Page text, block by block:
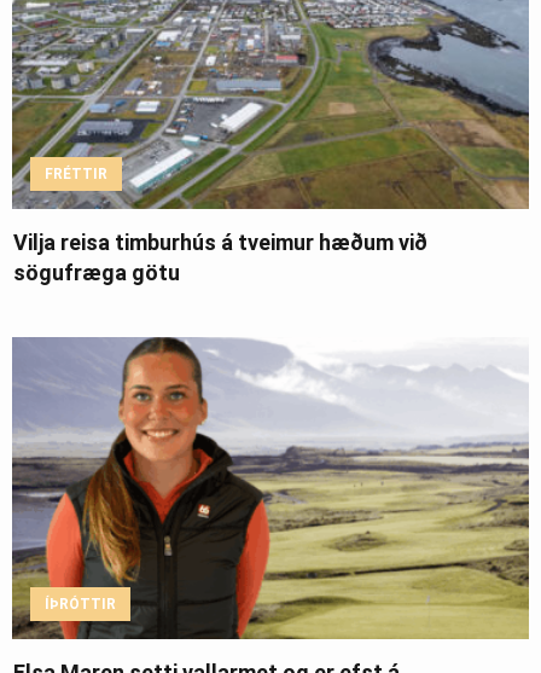
FRÉTTIR
Vilja reisa timburhús á tveimur hæðum við
sögufræga götu
ÍÞRÓTTIR